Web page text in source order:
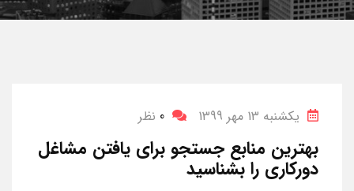
یکشنبه 13 مهر 1399 0 نظر
بهترین منابع جستجو برای یافتن مشاغل
دورکاری را بشناسید